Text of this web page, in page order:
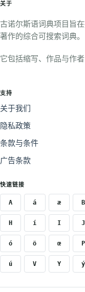
关于
古诺尔斯语词典项目旨
著作的综合可搜索词典。
它包括缩写、作品与作
支持
关于我们
隐私政策
条款与条件
广告条款
快速链接
A á æ B
H í I J
ó ö œ P
ú V Y ý